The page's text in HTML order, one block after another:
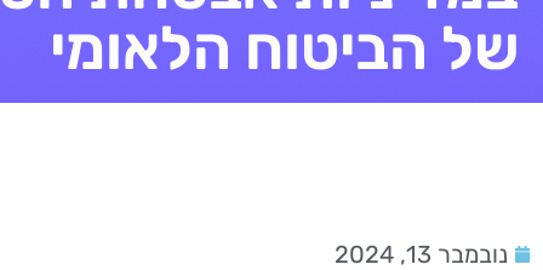
של הביטוח הלאומי
נובמבר 13, 2024